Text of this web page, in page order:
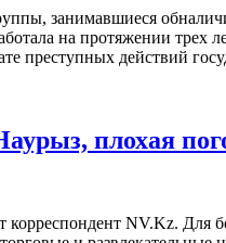
занимавшиеся
на протяжении трех
преступных действий
плохая
NV.Kz. Для